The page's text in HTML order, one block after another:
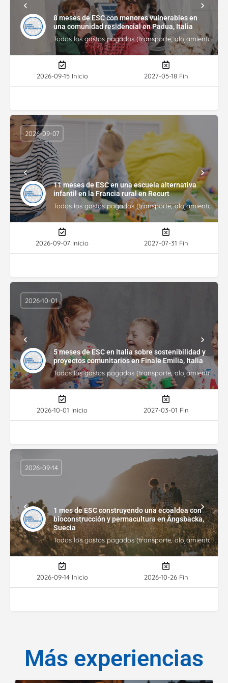
8 meses de ESC con menores vulnerables en
una comunidad residencial en Padua, Italia
Todos los gastos pagados (transporte, alojamiento,
2026-09-15 Inicio 2027-05-18 Fin
11 meses de ESC en una escuela alternativa
infantil en la Francia rural en Recurt
Todos los gastos pagados (transporte, alojamiento,
2026-09-07
2026-09-07 Inicio 2027-07-31 Fin
5 meses de ESC en Italia sobre sostenibilidad y
proyectos comunitarios en Finale Emilia, Italia
Todos los gastos pagados (transporte, alojamiento,
2026-10-01
2026-10-01 Inicio 2027-03-01 Fin
1 mes de ESC construyendo una ecoaldea con
bioconstrucción y permacultura en Ängsbacka,
Suecia
Todos los gastos pagados (transporte, alojamiento,
2026-09-14
2026-09-14 Inicio 2026-10-26 Fin
Más experiencias